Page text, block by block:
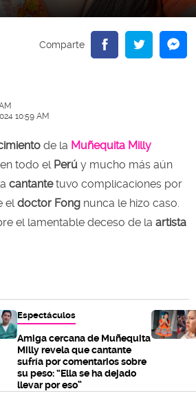
10:59 AM
de la Muñequita Milly
en todo el Perú y mucho más aún
cantantetuvo complicaciones por
el doctor Fong nunca le hizo caso.
el lamentable deceso de la artista
Espectáculos
Amiga cercana de Muñequita
Milly revela que cantante
sufría por comentarios sobre
su peso: “Ella se ha dejado
llevar por eso”